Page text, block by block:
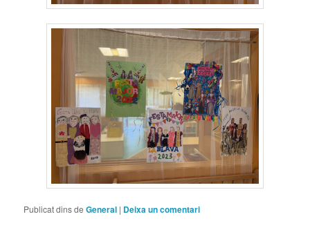
Publicat dins de General | Deixa un comentari